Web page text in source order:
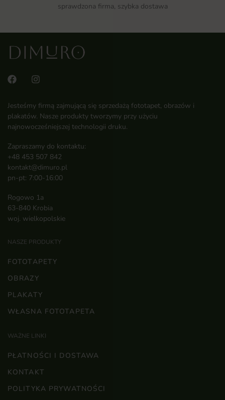
sprawdzona firma, szybka dostawa
Jesteśmy firmą zajmującą się sprzedażą fototapet, obrazów i
plakatów. Nasze produkty tworzymy przy użyciu
najnowocześniejszej technologii druku.
Zapraszamy do kontaktu:
+48 453 507 842
kontakt@dimuro.pl
pn-pt: 7:00-16:00
Rogowo 1a
63-840 Krobia
woj. wielkopolskie
NASZE PRODUKTY
FOTOTAPETY
OBRAZY
PLAKATY
WŁASNA FOTOTAPETA
WAŻNE LINKI
PŁATNOŚCI I DOSTAWA
KONTAKT
POLITYKA PRYWATNOŚCI